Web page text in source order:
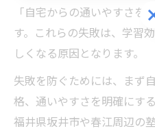
「自宅からの通いやすさを
す。これらの失敗は、学習
しくなる原因となります。
失敗を防ぐためには、まず
格、通いやすさを明確にす
福井県坂井市や春江周辺の
お問い合